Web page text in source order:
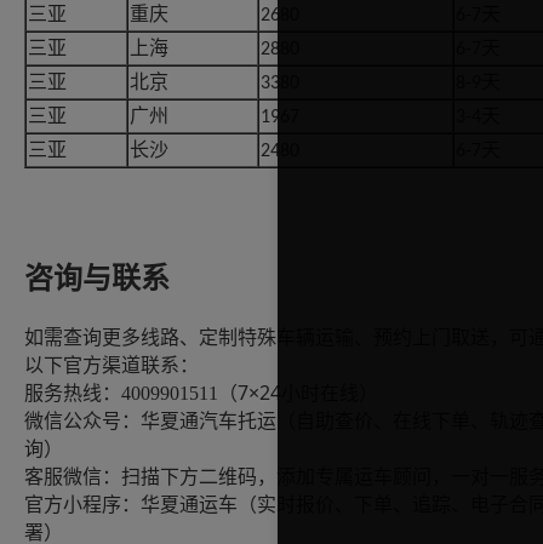
三亚 重庆 2680
三亚
上海 2880
三亚
北京 3380
三亚
广州 1967
三亚
长沙 2480
咨询与联系
如需查询更多线路、定制特殊车辆运输、预约上门取送，可
以下官方渠道联系：
服务热线： 4009901511（7×24小时在线）
微信公众号：华夏通汽车托运（自助查价、在线下单、轨迹
询）
客服微信：扫描下方二维码，添加专属运车顾问，一对一服
官方小程序：华夏通运车（实时报价、下单、追踪、电子合
署）